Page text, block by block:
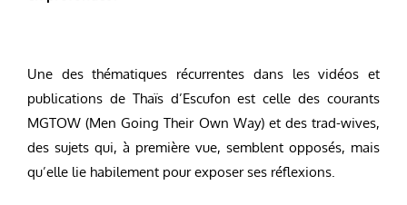
Une des thématiques récurrentes dans les vidéos et
publications de Thaïs d’Escufon est celle des courants
MGTOW (Men Going Their Own Way) et des trad-wives,
des sujets qui, à première vue, semblent opposés, mais
qu’elle lie habilement pour exposer ses réflexions.